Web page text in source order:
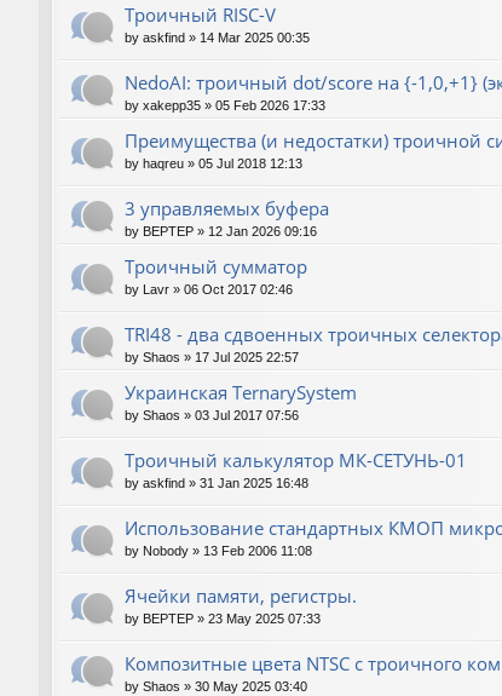
Троичный RISC-V
by askfind » 14 Mar 2025 00:35
NedoAI: троичный dot/score на {-1,0,+1}
by xakepp35 » 05 Feb 2026 17:33
Преимущества (и недостатки) троичной
by haqreu » 05 Jul 2018 12:13
3 управляемых буфера
by BEPTEP » 12 Jan 2026 09:16
Троичный сумматор
by Lavr » 06 Oct 2017 02:46
TRI48 - два сдвоенных троичных
by Shaos » 17 Jul 2025 22:57
Украинская TernarySystem
by Shaos » 03 Jul 2017 07:56
Троичный калькулятор МК-СЕТУНЬ-01
by askfind » 31 Jan 2025 16:48
Использование стандартных КМОП
by Nobody » 13 Feb 2006 11:08
Ячейки памяти, регистры.
by BEPTEP » 23 May 2025 07:33
Композитные цвета NTSC с троичного
by Shaos » 30 May 2025 03:40